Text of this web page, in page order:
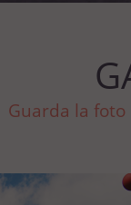
Guarda la